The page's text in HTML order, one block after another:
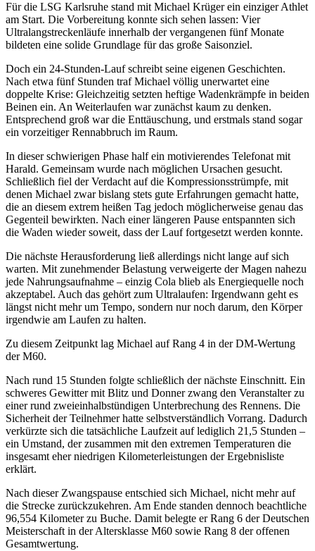
Für die LSG Karlsruhe stand mit Michael Krüger ein einziger Athlet
am Start. Die Vorbereitung konnte sich sehen lassen: Vier
Ultralangstreckenläufe innerhalb der vergangenen fünf Monate
bildeten eine solide Grundlage für das große Saisonziel.
Doch ein 24-Stunden-Lauf schreibt seine eigenen Geschichten.
Nach etwa fünf Stunden traf Michael völlig unerwartet eine
doppelte Krise: Gleichzeitig setzten heftige Wadenkrämpfe in beiden
Beinen ein. An Weiterlaufen war zunächst kaum zu denken.
Entsprechend groß war die Enttäuschung, und erstmals stand sogar
ein vorzeitiger Rennabbruch im Raum.
In dieser schwierigen Phase half ein motivierendes Telefonat mit
Harald. Gemeinsam wurde nach möglichen Ursachen gesucht.
Schließlich fiel der Verdacht auf die Kompressionsstrümpfe, mit
denen Michael zwar bislang stets gute Erfahrungen gemacht hatte,
die an diesem extrem heißen Tag jedoch möglicherweise genau das
Gegenteil bewirkten. Nach einer längeren Pause entspannten sich
die Waden wieder soweit, dass der Lauf fortgesetzt werden konnte.
Die nächste Herausforderung ließ allerdings nicht lange auf sich
warten. Mit zunehmender Belastung verweigerte der Magen nahezu
jede Nahrungsaufnahme – einzig Cola blieb als Energiequelle noch
akzeptabel. Auch das gehört zum Ultralaufen: Irgendwann geht es
längst nicht mehr um Tempo, sondern nur noch darum, den Körper
irgendwie am Laufen zu halten.
Zu diesem Zeitpunkt lag Michael auf Rang 4 in der DM-Wertung
der M60.
Nach rund 15 Stunden folgte schließlich der nächste Einschnitt. Ein
schweres Gewitter mit Blitz und Donner zwang den Veranstalter zu
einer rund zweieinhalbstündigen Unterbrechung des Rennens. Die
Sicherheit der Teilnehmer hatte selbstverständlich Vorrang. Dadurch
verkürzte sich die tatsächliche Laufzeit auf lediglich 21,5 Stunden –
ein Umstand, der zusammen mit den extremen Temperaturen die
insgesamt eher niedrigen Kilometerleistungen der Ergebnisliste
erklärt.
Nach dieser Zwangspause entschied sich Michael, nicht mehr auf
die Strecke zurückzukehren. Am Ende standen dennoch beachtliche
96,554 Kilometer zu Buche. Damit belegte er Rang 6 der Deutschen
Meisterschaft in der Altersklasse M60 sowie Rang 8 der offenen
Gesamtwertung.